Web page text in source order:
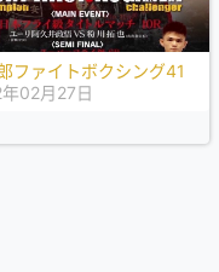
ファイトボクシング41
02月27日